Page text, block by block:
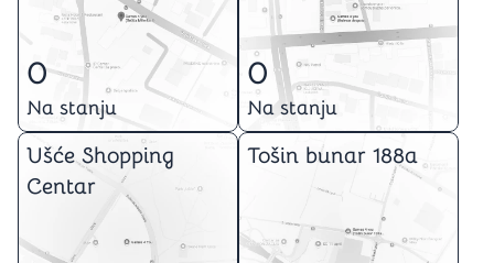
0
Na stanju
0
Na stanju
Ušće Shopping
Centar
Tošin bunar 188a